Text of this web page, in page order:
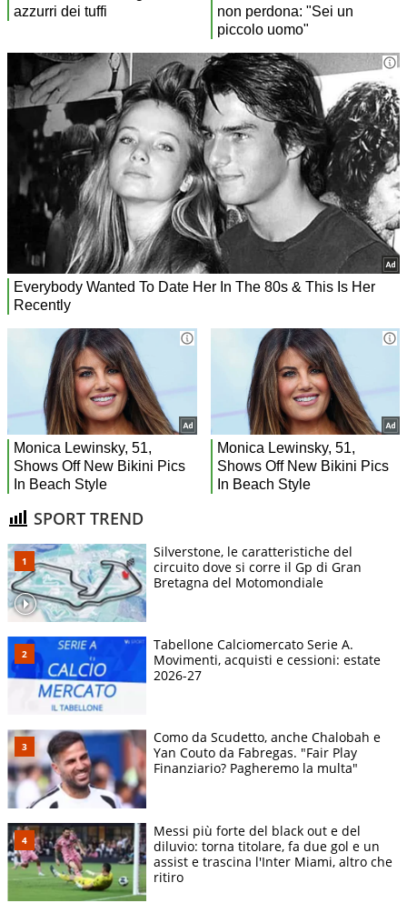
SPORT TREND
Silverstone, le caratteristiche del
circuito dove si corre il Gp di Gran
Bretagna del Motomondiale
Tabellone Calciomercato Serie A.
Movimenti, acquisti e cessioni: estate
2026-27
Como da Scudetto, anche Chalobah e
Yan Couto da Fabregas. "Fair Play
Finanziario? Pagheremo la multa"
Messi più forte del black out e del
diluvio: torna titolare, fa due gol e un
assist e trascina l'Inter Miami, altro che
ritiro